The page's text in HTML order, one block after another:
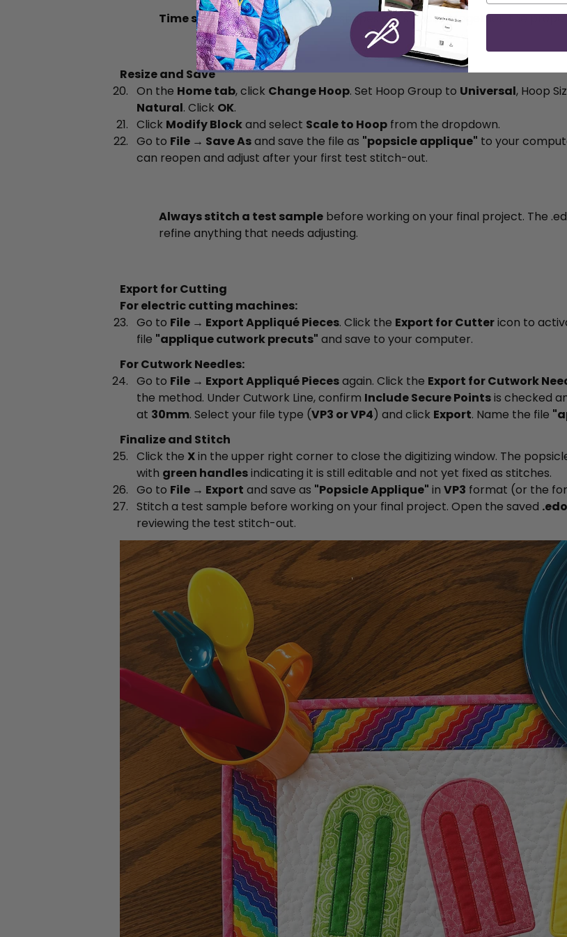
Time saver:Because both inner shapes are selected together, the
Resize and Save
On the Home tab, click Change Hoop. Set Hoop Group to Universal, Hoop
Natural. Click OK.
Click Modify Blockand select Scale to Hoop from the dropdown.
Go to File → Save Asand save the file as "popsicle applique" to your
can reopen and adjust after your first test stitch-out.
Always stitch a test sample before working on your final project. The
refine anything that needs adjusting.
Export for Cutting
For electric cutting machines:
Go to File → Export Appliqué Pieces. Click the Export for Cuttericon to
file "applique cutwork precuts" and save to your computer.
For Cutwork Needles:
Go to File → Export Appliqué Piecesagain. Click the Export for Cutwork
the method. Under Cutwork Line, confirm Include Secure Pointsis checked
at 30mm. Select your file type (VP3 or VP4) and click Export. Name the file
Finalize and Stitch
Click the Xin the upper right corner to close the digitizing window. The
with green handlesindicating it is still editable and not yet fixed as stitches.
Go to File → Export and save as "Popsicle Applique" in VP3 format (or the
Stitch a test sample before working on your final project. Open the saved
reviewing the test stitch-out.